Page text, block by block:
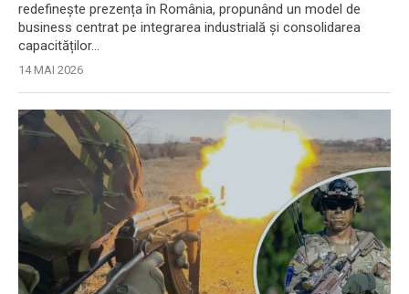
redefinește prezența în România, propunând un model de
business centrat pe integrarea industrială și consolidarea
capacităților...
14 MAI 2026